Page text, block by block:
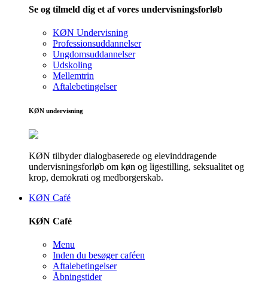
Se og tilmeld dig et af vores undervisningsforløb
KØN Undervisning
Professionsuddannelser
Ungdomsuddannelser
Udskoling
Mellemtrin
Aftalebetingelser
KØN undervisning
KØN tilbyder dialogbaserede og elevinddragende
undervisningsforløb om køn og ligestilling, seksualitet og
krop, demokrati og medborgerskab.
KØN Café
KØN Café
Menu
Inden du besøger caféen
Aftalebetingelser
Åbningstider